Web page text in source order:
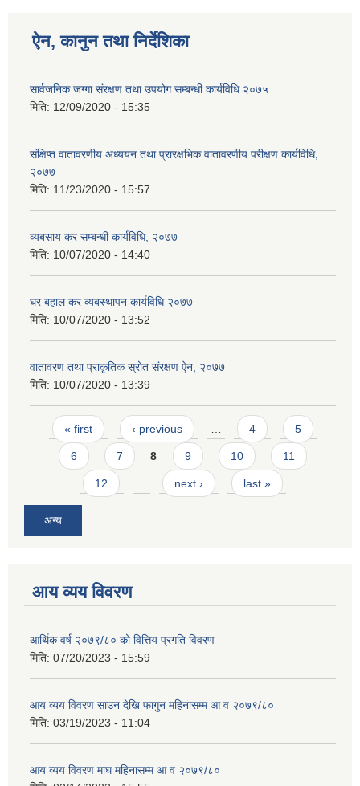
ऐन, कानुन तथा निर्देशिका
सार्वजनिक जग्गा संरक्षण तथा उपयोग सम्बन्धी कार्यविधि २०७५
मिति: 12/09/2020 - 15:35
संक्षिप्त वातावरणीय अध्ययन तथा प्रारक्षभिक वातावरणीय परीक्षण कार्यविधि,
२०७७
मिति: 11/23/2020 - 15:57
व्यबसाय कर सम्बन्धी कार्यविधि, २०७७
मिति: 10/07/2020 - 14:40
घर बहाल कर व्यबस्थापन कार्यविधि २०७७
मिति: 10/07/2020 - 13:52
वातावरण तथा प्राकृतिक स्रोत संरक्षण ऐन, २०७७
मिति: 10/07/2020 - 13:39
Pages
« first ‹ previous 4 5
6 7 8 9 10 11
12 next › last »
अन्य
आय व्यय विवरण
आर्थिक वर्ष २०७९/८० को वित्तिय प्रगति विवरण
मिति: 07/20/2023 - 15:59
आय व्यय विवरण साउन देखि फागुन महिनासम्म आ व २०७९/८०
मिति: 03/19/2023 - 11:04
आय व्यय विवरण माघ महिनासम्म आ व २०७९/८०